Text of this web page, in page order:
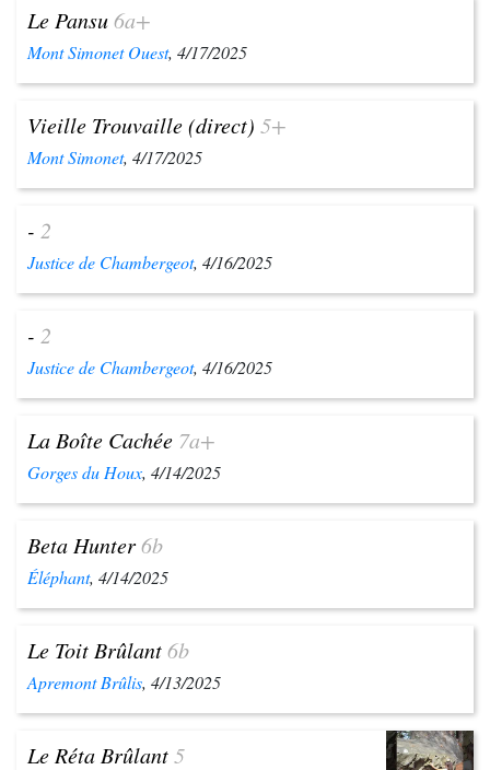
Le Pansu6a+
Mont Simonet Ouest, 4/17/2025
Vieille Trouvaille (direct) 5+
Mont Simonet, 4/17/2025
- 2
Justice de Chambergeot, 4/16/2025
- 2
Justice de Chambergeot, 4/16/2025
La Boîte Cachée 7a+
Gorges du Houx, 4/14/2025
Beta Hunter6b
Éléphant, 4/14/2025
Le Toit Brûlant6b
Apremont Brûlis, 4/13/2025
Le Réta Brûlant5